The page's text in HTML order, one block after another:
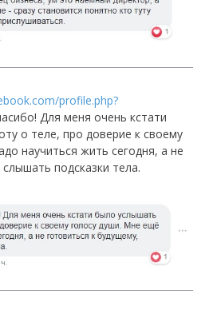
profile.php?
Для меня очень кстати
о теле, про доверие к своему
научиться жить сегодня, а не
подсказки тела.